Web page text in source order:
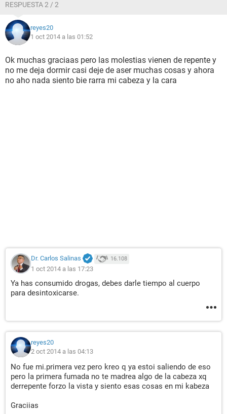
RESPUESTA 2 / 2
reyes20
1 oct 2014 a las 01:52
Ok muchas graciaas pero las molestias vienen de repente y
no me deja dormir casi deje de aser muchas cosas y ahora
no aho nada siento bie rarra mi cabeza y la cara
Dr. Carlos Salinas 16.108
1 oct 2014 a las 17:23
Ya has consumido drogas, debes darle tiempo al cuerpo
para desintoxicarse.
reyes20
2 oct 2014 a las 04:13
No fue mi.primera vez pero kreo q ya estoi saliendo de eso
pero la primera fumada no te madrea algo de la cabeza xq
derrepente forzo la vista y siento esas cosas en mi kabeza
Graciias